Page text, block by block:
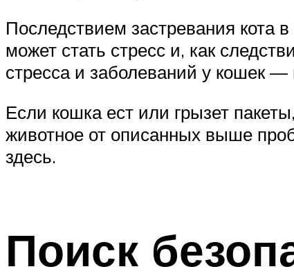
Последствием застревания кота
может стать стресс и, как
стресса и заболеваний у кошек —
Если кошка ест или грызет
животное от описанных выше
здесь.
Поиск